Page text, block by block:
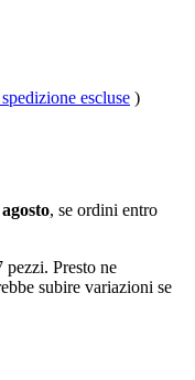
escluse )
, se ordini entro
Presto ne
subire variazioni se